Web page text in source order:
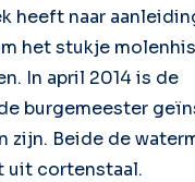
heeft naar
het stukje
In april 2014 is de
burgemeester
zijn. Beide de
uit cortenstaal.